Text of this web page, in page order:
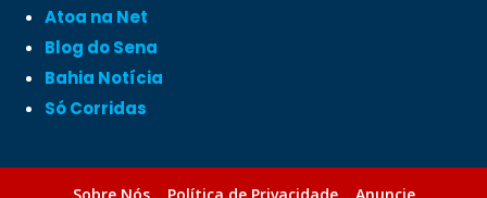
Atoa na Net
Blog do Sena
Bahia Notícia
Só Corridas